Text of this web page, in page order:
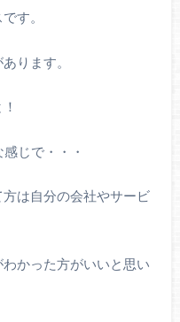
す。
ります。
じで・・・
は自分の会社やサービ
かった方がいいと思い